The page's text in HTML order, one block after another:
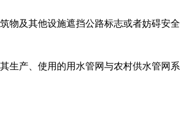
物及其他设施遮挡公路标志或者妨碍安
生产、使用的用水管网与农村供水管网系